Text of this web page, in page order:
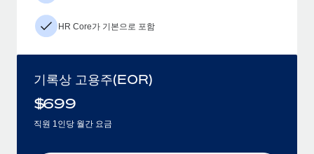
HR Core가 기본으로 포함
기록상 고용주(EOR)
$699
직원 1인당 월간 요금